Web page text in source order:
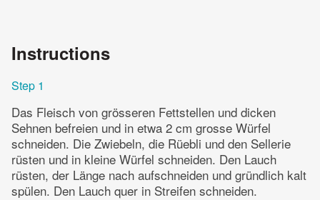
Instructions
Step 1
Das Fleisch von grösseren Fettstellen und dicken
Sehnen befreien und in etwa 2 cm grosse Würfel
schneiden. Die Zwiebeln, die Rüebli und den Sellerie
rüsten und in kleine Würfel schneiden. Den Lauch
rüsten, der Länge nach aufschneiden und gründlich kalt
spülen. Den Lauch quer in Streifen schneiden.